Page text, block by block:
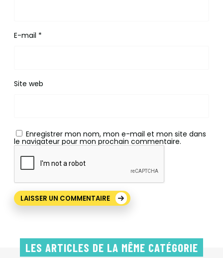
E-mail *
Site web
Enregistrer mon nom, mon e-mail et mon site dans
le navigateur pour mon prochain commentaire.
LES ARTICLES DE LA MÊME CATÉGORIE